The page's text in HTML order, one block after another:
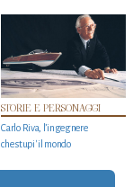
STORIE E PERSONAGGI
Carlo Riva, l’ingegnere
che stupi' il mondo